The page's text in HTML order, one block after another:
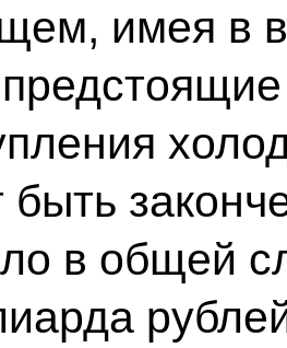
имея в
быть
в общей